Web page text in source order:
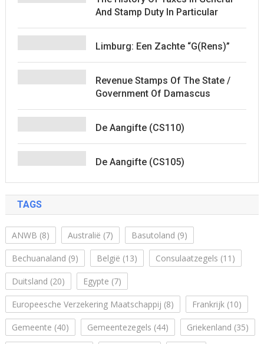
And Stamp Duty In Particular
Limburg: Een Zachte “G(rens)”
Revenue Stamps Of The State /
Government Of Damascus
De Aangifte (CS110)
De Aangifte (CS105)
TAGS
ANWB (8) Australië (7) Basutoland (9)
Bechuanaland (9) België (13) Consulaatzegels (11)
Duitsland (20) Egypte (7)
Europeesche Verzekering Maatschappij (8) Frankrijk(10)
Gemeente (40) Gemeentezegels (44) Griekenland (35)